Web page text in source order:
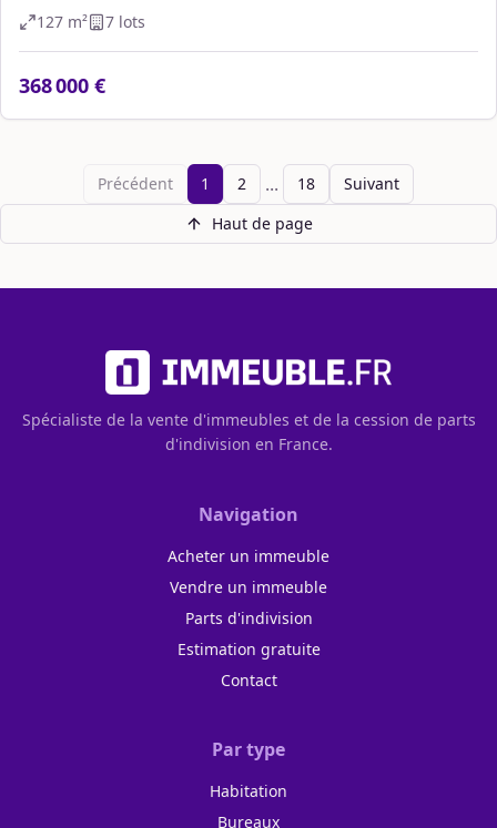
127 m² 7 lots
368 000 €
Précédent 1 2 ... 18
Suivant
Haut de page
Spécialiste de la vente d'immeubles et de la cession de parts
d'indivision en France.
Navigation
Acheter un immeuble
Vendre un immeuble
Parts d'indivision
Estimation gratuite
Contact
Par type
Habitation
Bureaux